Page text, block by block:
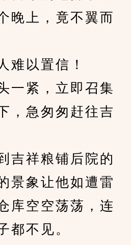
晚上，竟不翼而
以置信！
紧，立即召集
，急匆匆赶往吉
祥粮铺后院的
景象让他如遭雷
空空荡荡，连
都不见。